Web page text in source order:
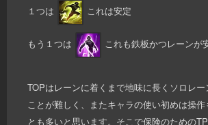
１つは これは安定
もう１つは これも鉄板かつレーンが
TOPはレーンに着くまで地味に長くソロレ
ことが難しく、またキャラの使い初めは操
とも多いと思います。そこで保険のための